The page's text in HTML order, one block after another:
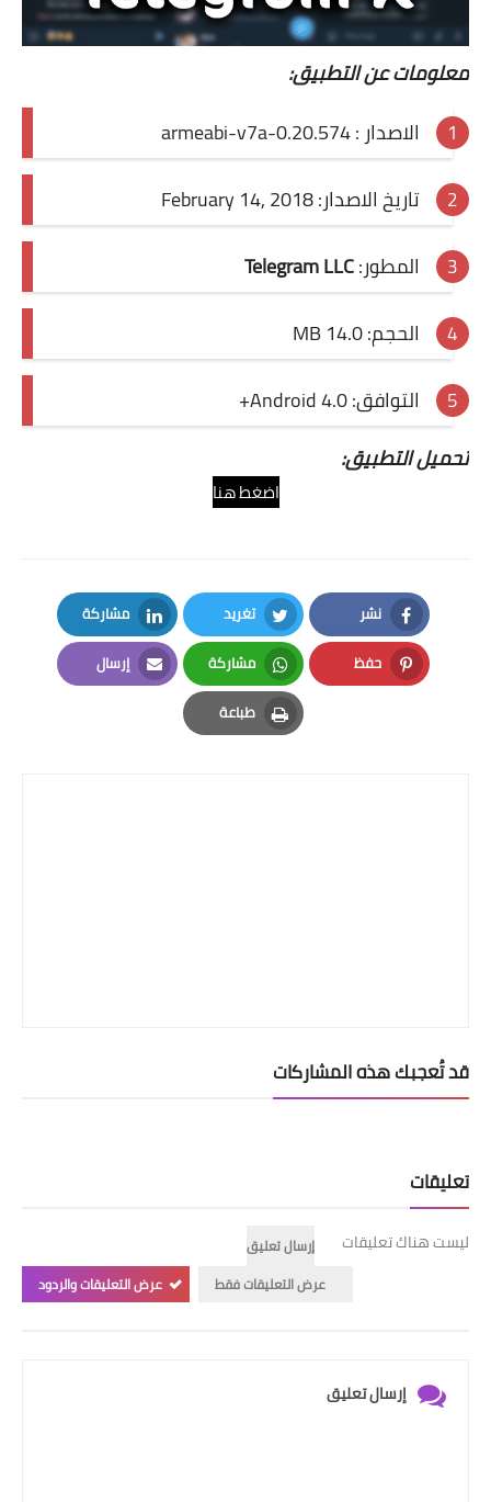
معلومات عن التطبيق:
الاصدار :0.20.574-armeabi-v7a
تاريخ الاصدار: February 14, 2018
المطور:Telegram LLC
الحجم: 14.0 MB
التوافق:Android 4.0+
تحميل التطبيق:
اضغط هنا
نشر
Facebook
تغريد
Twitter
مشاركة
LinkedIn
حفظ
Pinterest
مشاركة
Whatsapp
إرسال
Email
طباعة
Print
قد تُعجبك هذه المشاركات
تعليقات
ليست هناك تعليقات
إرسال تعليق
عرض التعليقات فقط
عرض التعليقات والردود
إرسال تعليق